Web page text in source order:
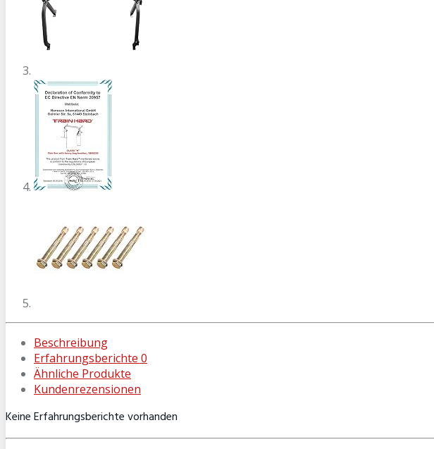
Beschreibung
Erfahrungsberichte 0
Ähnliche Produkte
Kundenrezensionen
Keine Erfahrungsberichte vorhanden